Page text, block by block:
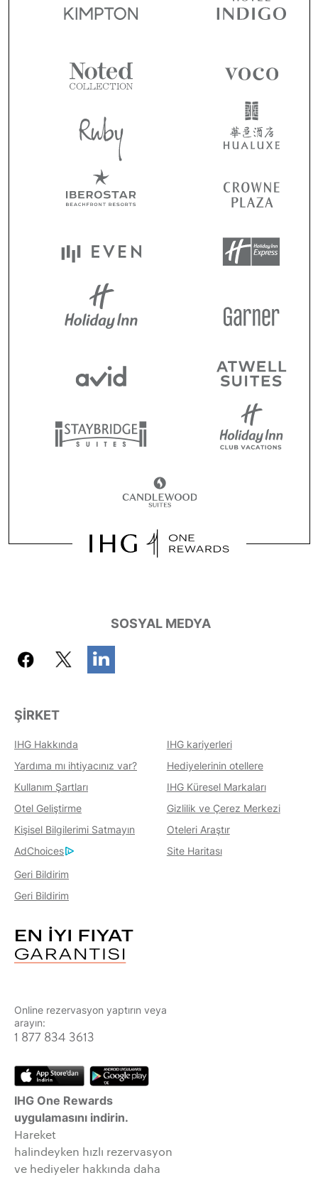
SOSYAL MEDYA
ŞIRKET
IHG Hakkında
IHG kariyerleri
Yardıma mı ihtiyacınız var?
Hediyelerinin otellere
Kullanım Şartları
IHG Küresel Markaları
Otel Geliştirme
Gizlilik ve Çerez Merkezi
Kişisel Bilgilerimi Satmayın
Oteleri Araştır
AdChoices
Site Haritası
Geri Bildirim
Geri Bildirim
Online rezervasyon yaptırın veya
arayın:
1 877 834 3613
IHG One Rewards
uygulamasını indirin.
Hareket
halindeyken hızlı rezervasyon
ve hediyeler hakkında daha